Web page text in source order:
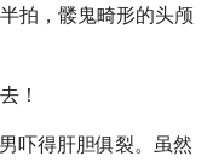
拍，髅鬼畸形的头颅
！
吓得肝胆俱裂。虽然